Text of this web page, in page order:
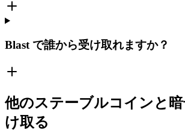
Blast で誰から受け取れますか？
他のステーブルコインと
け取る